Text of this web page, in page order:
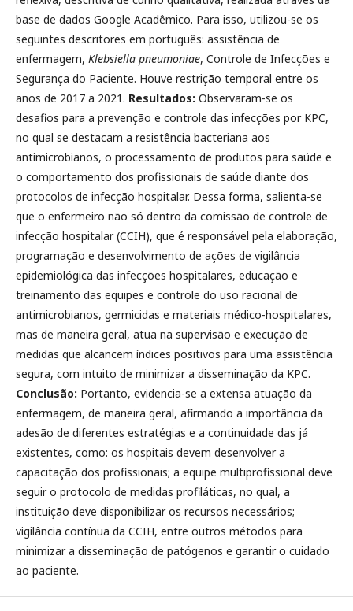
base de dados Google Acadêmico. Para isso, utilizou-se os
seguintes descritores em português: assistência de
enfermagem, Klebsiella pneumoniae, Controle de Infecções e
Segurança do Paciente. Houve restrição temporal entre os
anos de 2017 a 2021. Resultados: Observaram-se os
desafios para a prevenção e controle das infecções por KPC,
no qual se destacam a resistência bacteriana aos
antimicrobianos, o processamento de produtos para saúde e
o comportamento dos profissionais de saúde diante dos
protocolos de infecção hospitalar. Dessa forma, salienta-se
que o enfermeiro não só dentro da comissão de controle de
infecção hospitalar (CCIH), que é responsável pela elaboração,
programação e desenvolvimento de ações de vigilância
epidemiológica das infecções hospitalares, educação e
treinamento das equipes e controle do uso racional de
antimicrobianos, germicidas e materiais médico-hospitalares,
mas de maneira geral, atua na supervisão e execução de
medidas que alcancem índices positivos para uma assistência
segura, com intuito de minimizar a disseminação da KPC.
Conclusão: Portanto, evidencia-se a extensa atuação da
enfermagem, de maneira geral, afirmando a importância da
adesão de diferentes estratégias e a continuidade das já
existentes, como: os hospitais devem desenvolver a
capacitação dos profissionais; a equipe multiprofissional deve
seguir o protocolo de medidas profiláticas, no qual, a
instituição deve disponibilizar os recursos necessários;
vigilância contínua da CCIH, entre outros métodos para
minimizar a disseminação de patógenos e garantir o cuidado
ao paciente.